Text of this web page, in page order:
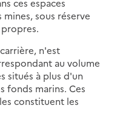
sous réserve
n'est
au volume
situés à plus d'un
fonds marins. Ces
constituent les